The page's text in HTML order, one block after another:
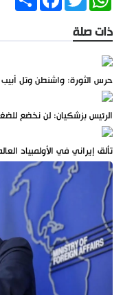
ذات صلة
حرس الثورة: واشنطن وتل
الرئيس بزشكيان: لن نخضع
تألق إيراني في الأولمبياد